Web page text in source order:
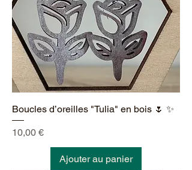
Boucles d’oreilles "Tulia" en bois 🌷 ✨
Prix
10,00 €
Ajouter au panier